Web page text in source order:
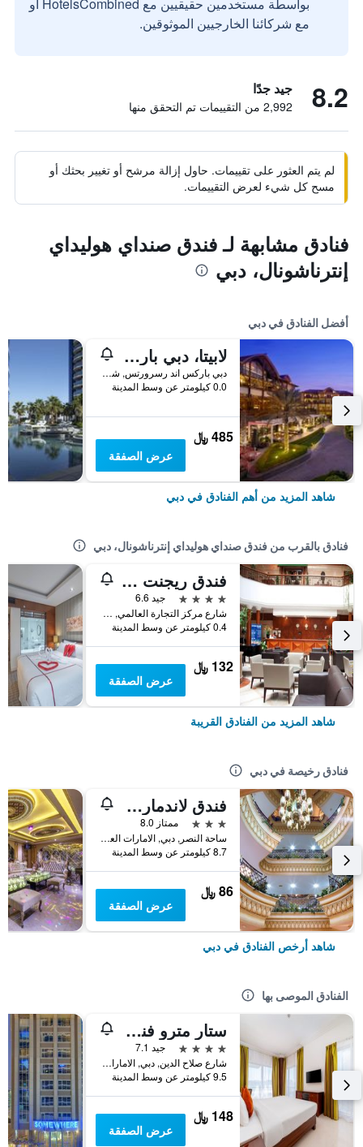
مع شركائنا الخارجيين الموثوقين.
8.2 جيد جدًا
2,992 من التقييمات تم التحقق منها
لم يتم العثور على تقييمات. حاول إزالة مرشح أو تغيير بحثك أو
مسح كل شيء لعرض التقييمات.
فنادق مشابهة لـ فندق صنداي هوليداي
إنترناشونال، دبي
أفضل الفنادق في دبي
لابيتا، دبي باركس آند ريزورتس، أوتوغراف كوليكشن
دبي باركس اند رسرورتس, شارع الشيخ زايد, دبي, الامارات العربية المتحدة
0.0 كيلومتر عن وسط المدينة
485 ﷼
عرض الصفقة
شاهد المزيد من أهم الفنادق في دبي
فنادق بالقرب من فندق صنداي هوليداي إنترناشونال، دبي
فندق ريجنت بالاس
4 نجوم
جيد 6.6
شارع مركز التجارة العالمي, دبي, الامارات العربية المتحدة
0.4 كيلومتر عن وسط المدينة
132 ﷼
عرض الصفقة
شاهد المزيد من الفنادق القريبة
فنادق رخيصة في دبي
فندق لاندمارك بلازا
3 نجوم
ممتاز 8.0
ساحة النصر, دبي, الامارات العربية المتحدة
8.7 كيلومتر عن وسط المدينة
86 ﷼
عرض الصفقة
شاهد أرخص الفنادق في دبي
الفنادق الموصى بها
ستار مترو فندق ديرة دبي
4 نجوم
جيد 7.1
شارع صلاح الدين, دبي, الامارات العربية المتحدة
9.5 كيلومتر عن وسط المدينة
148 ﷼
عرض الصفقة